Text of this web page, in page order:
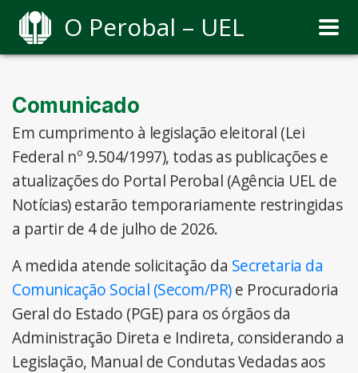
O Perobal – UEL
Comunicado
Em cumprimento à legislação eleitoral (Lei
Federal nº 9.504/1997), todas as publicações e
atualizações do Portal Perobal (Agência UEL de
Notícias) estarão temporariamente restringidas
a partir de 4 de julho de 2026.
A medida atende solicitação da Secretaria da
Comunicação Social (Secom/PR)e Procuradoria
Geral do Estado (PGE) para os órgãos da
Administração Direta e Indireta, considerando a
Legislação, Manual de Condutas Vedadas aos